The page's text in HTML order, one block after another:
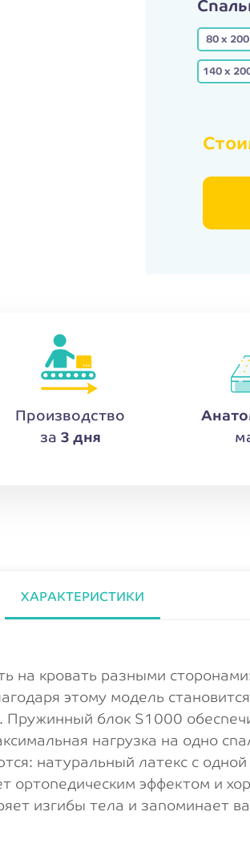
80 х
140 х
Производство
за 3 дня
ХАРАКТЕРИСТИКИ
на кровать разными
этому модель
блок S1000
нагрузка на одно
натуральный латекс с
ортопедическим эффектом и
изгибы тела и запоминает